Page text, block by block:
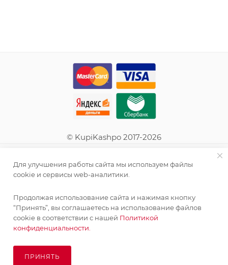
© KupiKashpo 2017-2026
ПОМОЩЬ
ПОДПИСАТЬСЯ НА РАССЫЛКУ
Поставка живых растений осуществляется под заказ
сроком 3-4 недели с минимальной суммой заказа 10000
руб.!
ОК
Для улучшения работы сайта мы используем файлы
cookie и сервисы web-аналитики.
Продолжая использование сайта и нажимая кнопку
“Принять”, вы соглашаетесь на использование файлов
cookie в соответствии с нашей Политикой
конфиденциальности.
ПРИНЯТЬ